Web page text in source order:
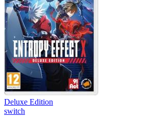
Deluxe Edition
switch